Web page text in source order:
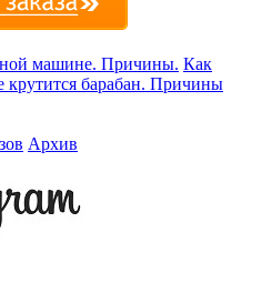
машине. Причины. Как
крутится барабан. Причины
Архив